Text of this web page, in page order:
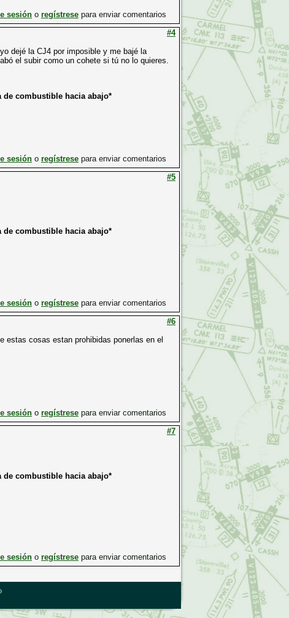
sesión o regístrese para enviar comentarios
#4
dejé la CJ4 por imposible y me bajé la
el subir como un cohete si tú no lo quieres.
de combustible hacia abajo*
sesión o regístrese para enviar comentarios
#5
de combustible hacia abajo*
sesión o regístrese para enviar comentarios
#6
estas cosas estan prohibidas ponerlas en el
sesión o regístrese para enviar comentarios
#7
de combustible hacia abajo*
sesión o regístrese para enviar comentarios